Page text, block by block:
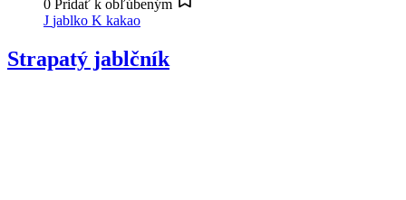
0 Pridať k obľúbeným
J jablko K kakao
Strapatý jablčník